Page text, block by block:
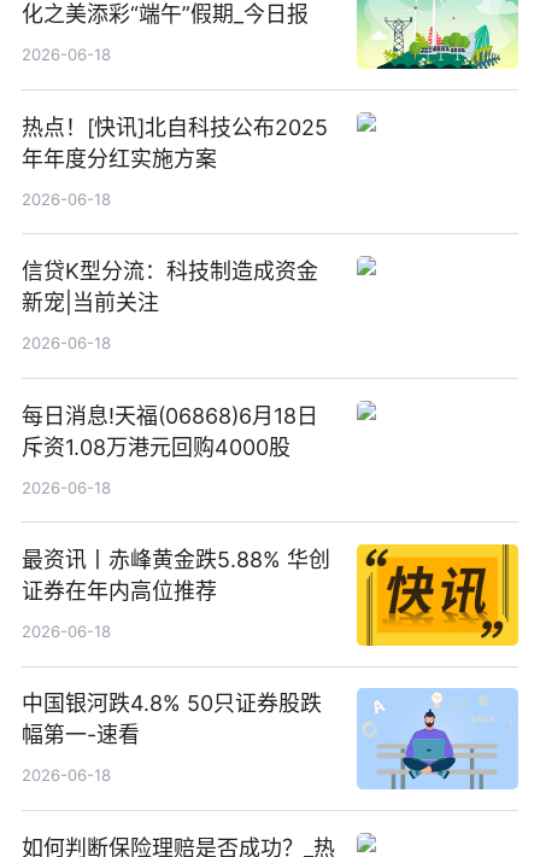
化之美添彩“端午”假期_今日报
2026-06-18
热点！[快讯]北自科技公布2025
年年度分红实施方案
2026-06-18
信贷K型分流：科技制造成资金
新宠|当前关注
2026-06-18
每日消息!天福(06868)6月18日
斥资1.08万港元回购4000股
2026-06-18
最资讯丨赤峰黄金跌5.88% 华创
证券在年内高位推荐
2026-06-18
中国银河跌4.8% 50只证券股跌
幅第一-速看
2026-06-18
如何判断保险理赔是否成功？_热